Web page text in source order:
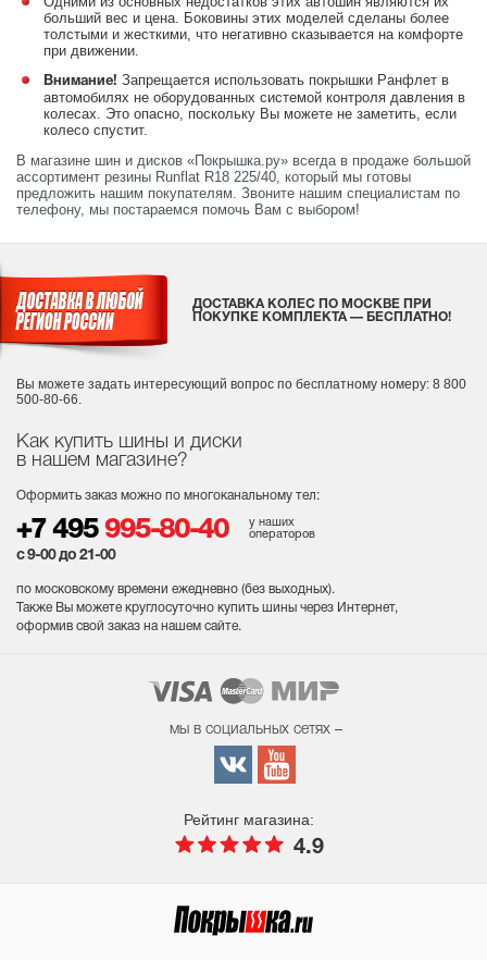
больший вес и цена. Боковины этих моделей сделаны более
толстыми и жесткими, что негативно сказывается на комфорте
при движении.
Внимание! Запрещается использовать покрышки Ранфлет в
автомобилях не оборудованных системой контроля давления в
колесах. Это опасно, поскольку Вы можете не заметить, если
колесо спустит.
В магазине шин и дисков «Покрышка.ру» всегда в продаже большой
ассортимент резины Runflat R18 225/40, который мы готовы
предложить нашим покупателям. Звоните нашим специалистам по
телефону, мы постараемся помочь Вам с выбором!
Как купить шины и диски
в нашем магазине?
Оформить заказ можно по многоканальному тел:
+7 495 995-80-40
у наших
операторов
с 9-00 до 21-00
по московскому времени ежедневно (без выходных).
Также Вы можете круглосуточно купить шины через Интернет,
оформив свой заказ на нашем сайте.
ДОСТАВКА КОЛЕС ПО МОСКВЕ ПРИ
ПОКУПКЕ КОМПЛЕКТА — БЕСПЛАТНО!
Вы можете задать интересующий вопрос по бесплатному номеру: 8 800
500-80-66.
мы в социальных сетях –
Рейтинг магазина:
4.9